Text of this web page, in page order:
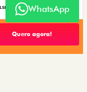
DRIVE 1.3 AT FLEX 4P 2026
Quero agora!
WhatsApp